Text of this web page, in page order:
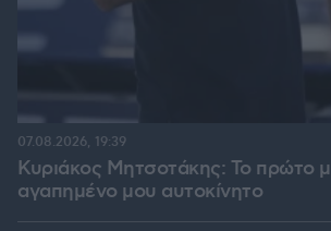
Κυριάκος Μητσοτάκης: Το πρώτο
αγαπημένο μου αυτοκίνητο
07.08.2026, 19:39